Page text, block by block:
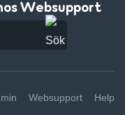
Websupport
Websupport Help